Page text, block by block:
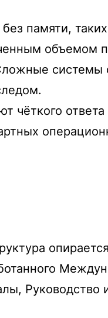
памяти,
объемом
чёткого ответа
Руководство